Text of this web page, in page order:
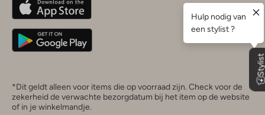
Deutschland
*Dit geldt alleen voor items die op voorraad zijn. Check voor de
zekerheid de verwachte bezorgdatum bij het item op de website
of in je winkelmandje.